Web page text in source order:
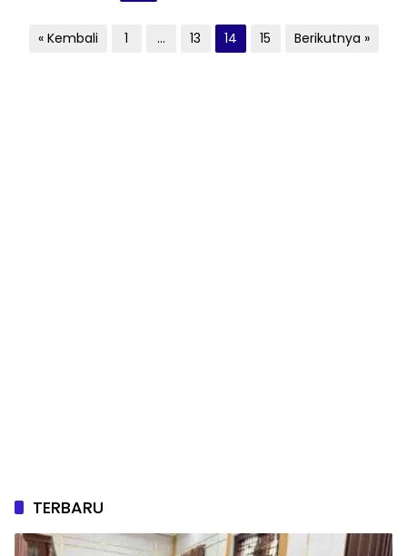
Paginasi
« Kembali 1 … 13 14 15 Berikutnya »
TERBARU